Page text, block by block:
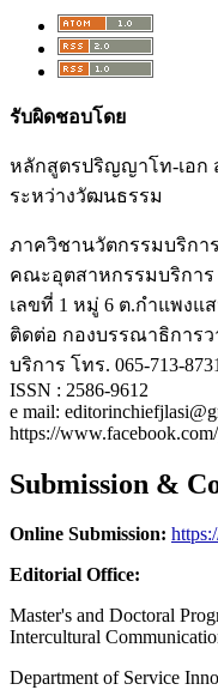
รับผิดชอบโดย
หลักสูตรปริญญาโท-เอก
ระหว่างวัฒนธรรม
ภาควิชานวัตกรรมบริกา
คณะอุตสาหกรรมบริการ
เลขที่ 1 หมู่ 6 ต.กำแพงแ
ติดต่อ กองบรรณาธิการ
บริการ โทร. 065-713-8731
ISSN : 2586-9612
e mail:
https://
Submission &
Online Submission:
Editorial Office:
Master's and Doctoral
Intercultural
Department of Service